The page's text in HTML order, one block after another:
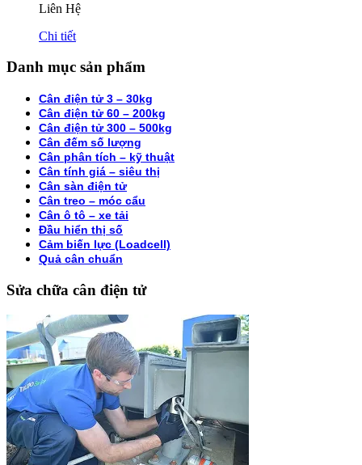
Liên Hệ
Chi tiết
Danh mục sản phẩm
Cân điện tử 3 – 30kg
Cân điện tử 60 – 200kg
Cân điện tử 300 – 500kg
Cân đếm số lượng
Cân phân tích – kỹ thuật
Cân tính giá – siêu thị
Cân sàn điện tử
Cân treo – móc cẩu
Cân ô tô – xe tải
Đầu hiển thị số
Cảm biến lực (Loadcell)
Quả cân chuẩn
Sửa chữa cân điện tử